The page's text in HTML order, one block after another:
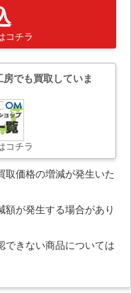
コチラ
でも買取していま
コチラ
価格の増減が発生いた
が発生する場合があり
できない商品については